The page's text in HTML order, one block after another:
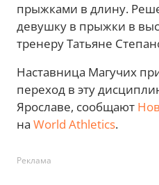
прыжками в длину.
девушку в прыжки в
тренеру Татьяне
Наставница Магучих
переход в эту
Ярославе, сообщают
на World Athletics.
Реклама